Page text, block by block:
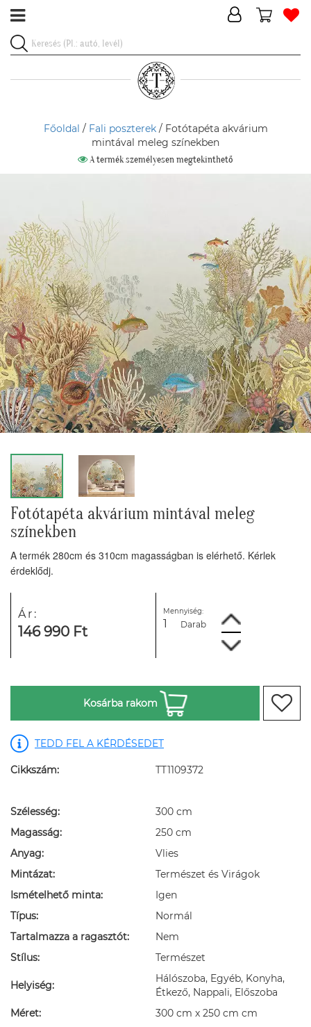
Főoldal / Fali poszterek/ Fotótapéta akvárium
mintával meleg színekben
A termék személyesen megtekinthető
Fotótapéta akvárium mintával meleg
színekben
A termék 280cm és 310cm magasságban is elérhető. Kérlek
érdeklődj.
Ár:
146 990 Ft
Mennyiség:
Darab
Kosárba rakom
TEDD FEL A KÉRDÉSEDET
Cikkszám: TT1109372
Szélesség:
300 cm
Magasság:
250 cm
Anyag:
Vlies
Mintázat:
Természet és Virágok
Ismételhető minta:
Igen
Típus:
Normál
Tartalmazza a ragasztót:
Nem
Stílus:
Természet
Helyiség:
Hálószoba, Egyéb, Konyha,
Étkező, Nappali, Előszoba
Méret:
300 cm x 250 cm cm